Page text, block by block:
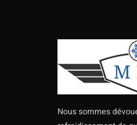
Nous sommes